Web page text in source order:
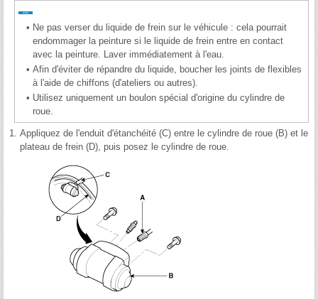
• Ne pas verser du liquide de frein sur le véhicule : cela pourrait
endommager la peinture si le liquide de frein entre en contact
avec la peinture. Laver immédiatement à l'eau.
• Afin d'éviter de répandre du liquide, boucher les joints de flexibles
à l'aide de chiffons (d'ateliers ou autres).
• Utilisez uniquement un boulon spécial d'origine du cylindre de
roue.
1. Appliquez de l'enduit d'étanchéité (C) entre le cylindre de roue (B) et le
plateau de frein (D), puis posez le cylindre de roue.